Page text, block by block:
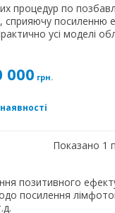
по
сприяючу посиленню
усі моделі
000 грн.
Показано 1
позитивного
посилення